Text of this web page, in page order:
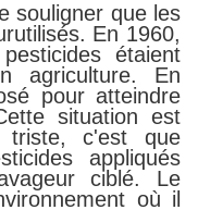
souligner que les
En 1960,
étaient
agriculture. En
pour atteindre
situation est
c'est que
appliqués
ciblé. Le
où il